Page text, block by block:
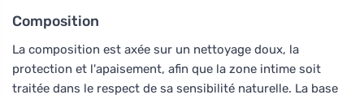
Composition
La composition est axée sur un nettoyage doux, la
protection et l'apaisement, afin que la zone intime soit
traitée dans le respect de sa sensibilité naturelle. La base